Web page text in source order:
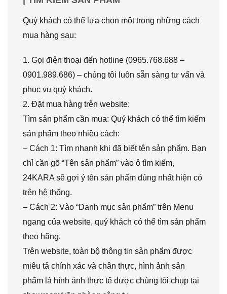
Quý khách có thể lựa chọn một trong những cách
mua hàng sau:
1. Gọi điện thoại đến hotline (0965.768.688 –
0901.989.686) – chúng tôi luôn sẵn sàng tư vấn và
phục vụ quý khách.
2. Đặt mua hàng trên website:
Tìm sản phẩm cần mua: Quý khách có thể tìm kiếm
sản phẩm theo nhiều cách:
– Cách 1: Tìm nhanh khi đã biết tên sản phẩm. Bạn
chỉ cần gõ “Tên sản phẩm” vào ô tìm kiếm,
24KARA sẽ gợi ý tên sản phẩm đúng nhất hiện có
trên hệ thống.
– Cách 2: Vào “Danh mục sản phẩm” trên Menu
ngang của website, quý khách có thể tìm sản phẩm
theo hãng.
Trên website, toàn bộ thông tin sản phẩm được
miêu tả chính xác và chân thực, hình ảnh sản
phẩm là hình ảnh thực tế được chúng tôi chụp tại